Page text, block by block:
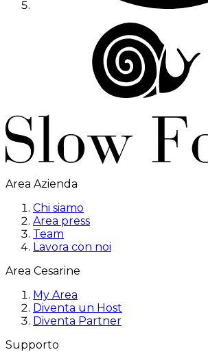
Area Azienda
Chi siamo
Area press
Team
Lavora con noi
Area Cesarine
My Area
Diventa un Host
Diventa Partner
Supporto